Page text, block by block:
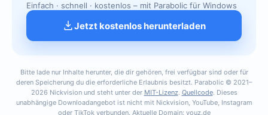
Einfach · schnell · kostenlos – mit Parabolic für Windows
Jetzt kostenlos herunterladen
Bitte lade nur Inhalte herunter, die dir gehören, frei verfügbar sind oder für
deren Speicherung du die erforderliche Erlaubnis besitzt. Parabolic © 2021–
2026 Nickvision und steht unter der MIT-Lizenz. Quellcode. Dieses
unabhängige Downloadangebot ist nicht mit Nickvision, YouTube, Instagram
oder TikTok verbunden. Aktuelle Domain: vouz.de